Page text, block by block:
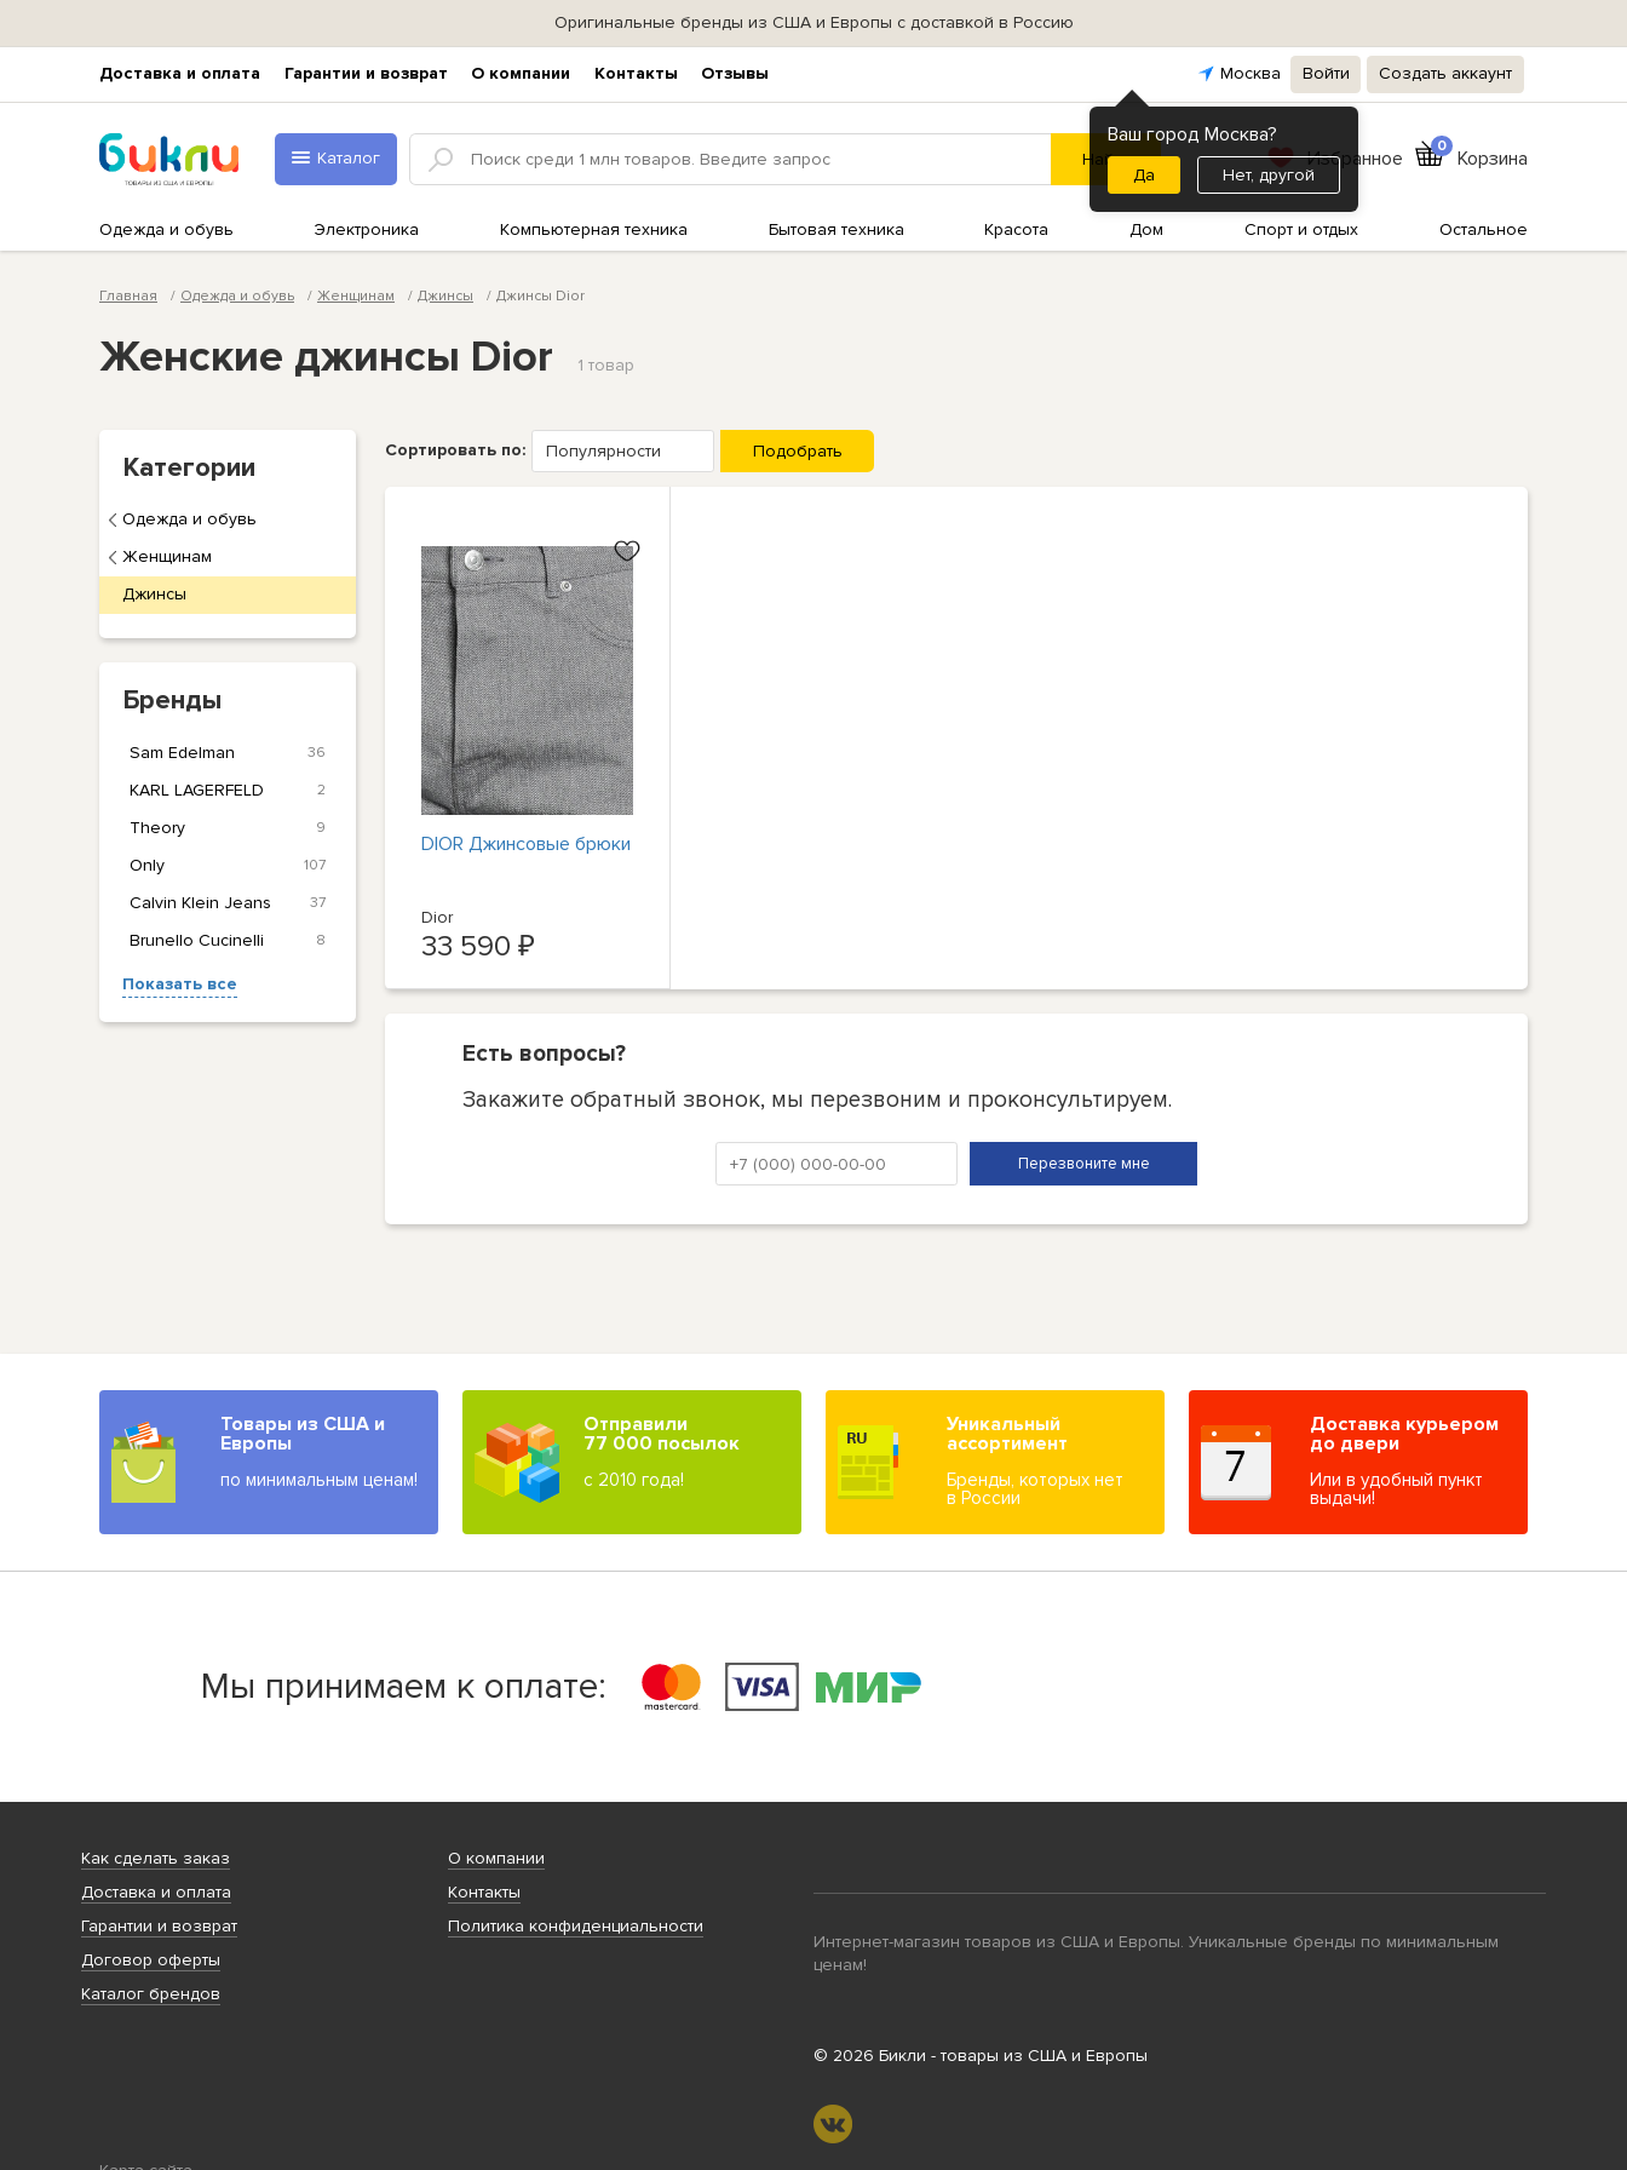
Оригинальные бренды из США и Европы с доставкой в Россию
Доставка и оплата Гарантии и возврат О компании Контакты Отзывы Москва
Ваш город Москва?
Нет, другой
Войти Создать аккаунт
Каталог Избранное
0
Корзина
Одежда и обувь Электроника Компьютерная техника Бытовая техника Красота Дом Спорт и отдых Остальное
Главная Одежда и обувь Женщинам Джинсы Джинсы Dior
Женские джинсы Dior 1 товар
Категории
Одежда и обувь
Женщинам
Джинсы
Бренды
Sam Edelman 36
KARL LAGERFELD 2
Theory 9
Only 107
Calvin Klein Jeans 37
Brunello Cucinelli 8
Показать все
Сортировать по:
DIOR Джинсовые брюки
Dior
33 590 ₽
Есть вопросы?
Закажите обратный звонок, мы перезвоним и проконсультируем.
Товары из США и
Европы
по минимальным ценам!
Отправили
77 000 посылок
с 2010 года!
Уникальный
ассортимент
Бренды, которых нет
в России
Доставка курьером
до двери
Или в удобный пункт
выдачи!
Мы принимаем к оплате:
Как сделать заказ
Доставка и оплата
Гарантии и возврат
Договор оферты
Каталог брендов
О компании
Контакты
Политика конфиденциальности
Интернет-магазин товаров из США и Европы. Уникальные бренды по минимальным
ценам!
© 2026 Бикли - товары из США и Европы